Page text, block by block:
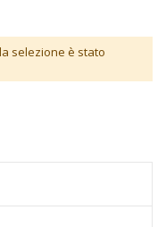
selezione è stato